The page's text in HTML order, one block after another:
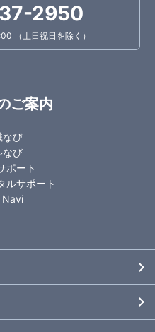
2950
（土日祝日を除く）
ご案内
なび
なび
ポート
ルサポート
Navi